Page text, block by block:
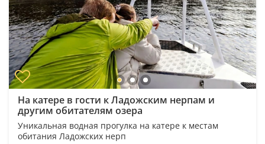
На катере в гости к Ладожским нерпам и
другим обитателям озера
Уникальная водная прогулка на катере к местам
обитания Ладожских нерп